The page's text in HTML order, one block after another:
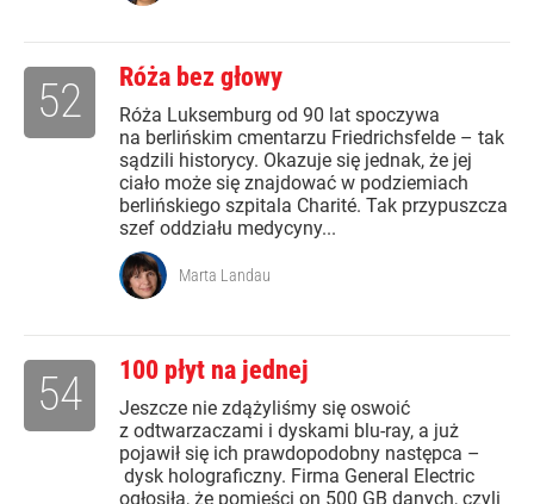
Róża bez głowy
Róża Luksemburg od 90 lat spoczywa
na berlińskim cmentarzu Friedrichsfelde – tak
sądzili historycy. Okazuje się jednak, że jej
ciało może się znajdować w podziemiach
berlińskiego szpitala Charité. Tak przypuszcza
szef oddziału medycyny...
52
Marta Landau
100 płyt na jednej
Jeszcze nie zdążyliśmy się oswoić
z odtwarzaczami i dyskami blu-ray, a już
pojawił się ich prawdopodobny następca –
dysk holograficzny. Firma General Electric
ogłosiła, że pomieści on 500 GB danych, czyli
54